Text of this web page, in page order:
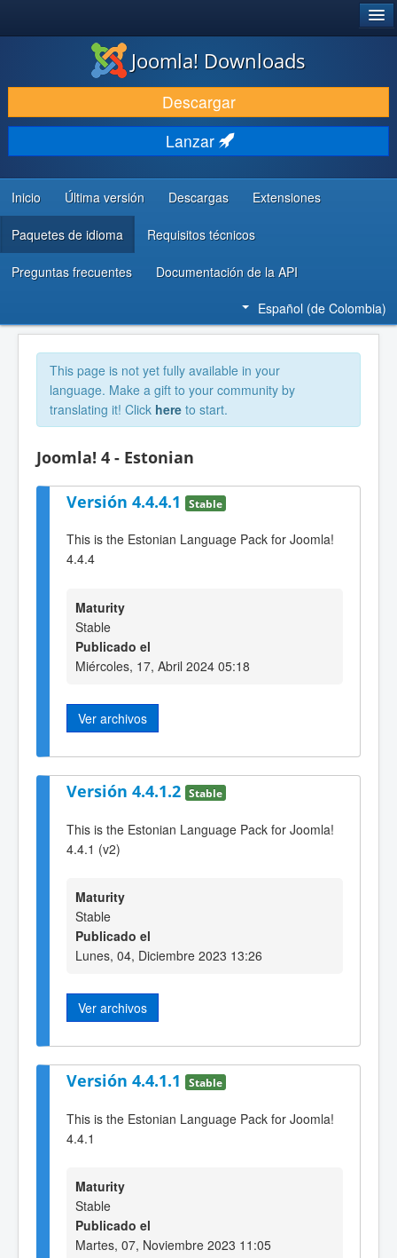
DESCARGAR
DESCUBRE Y APRENDE
COMUNIDAD Y AYUDA
RECURSOS PARA DESARROLLADORES
Joomla! Downloads
Descargar
Lanzar
Inicio Última versión Descargas Extensiones
Paquetes de idioma Requisitos técnicos
Preguntas frecuentes Documentación de la API
Español (de Colombia)
This page is not yet fully available in your
language. Make a gift to your community by
translating it! Click here to start.
Joomla! 4 - Estonian
Versión 4.4.4.1 Stable
This is the Estonian Language Pack for Joomla!
4.4.4
Maturity
Stable
Publicado el
Miércoles, 17, Abril 2024 05:18
Ver archivos
Versión 4.4.1.2 Stable
This is the Estonian Language Pack for Joomla!
4.4.1 (v2)
Maturity
Stable
Publicado el
Lunes, 04, Diciembre 2023 13:26
Ver archivos
Versión 4.4.1.1 Stable
This is the Estonian Language Pack for Joomla!
4.4.1
Maturity
Stable
Publicado el
Martes, 07, Noviembre 2023 11:05